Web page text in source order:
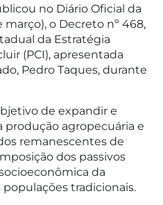
no Diário Oficial da
o Decreto nº 468,
da Estratégia
(PCI), apresentada
Pedro Taques, durante
de expandir e
produção agropecuária e
remanescentes de
dos passivos
da
tradicionais.